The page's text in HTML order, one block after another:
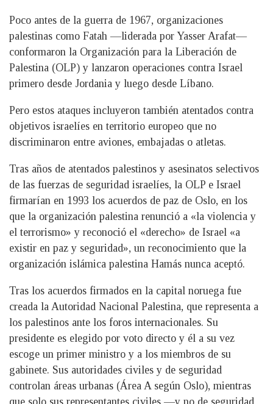
Poco antes de la guerra de 1967, organizaciones
palestinas como Fatah —liderada por Yasser Arafat—
conformaron la Organización para la Liberación de
Palestina (OLP) y lanzaron operaciones contra Israel
primero desde Jordania y luego desde Líbano.
Pero estos ataques incluyeron también atentados contra
objetivos israelíes en territorio europeo que no
discriminaron entre aviones, embajadas o atletas.
Tras años de atentados palestinos y asesinatos selectivos
de las fuerzas de seguridad israelíes, la OLP e Israel
firmarían en 1993 los acuerdos de paz de Oslo, en los
que la organización palestina renunció a «la violencia y
el terrorismo» y reconoció el «derecho» de Israel «a
existir en paz y seguridad», un reconocimiento que la
organización islámica palestina Hamás nunca aceptó.
Tras los acuerdos firmados en la capital noruega fue
creada la Autoridad Nacional Palestina, que representa a
los palestinos ante los foros internacionales. Su
presidente es elegido por voto directo y él a su vez
escoge un primer ministro y a los miembros de su
gabinete. Sus autoridades civiles y de seguridad
controlan áreas urbanas (Área A según Oslo), mientras
que solo sus representantes civiles —y no de seguridad